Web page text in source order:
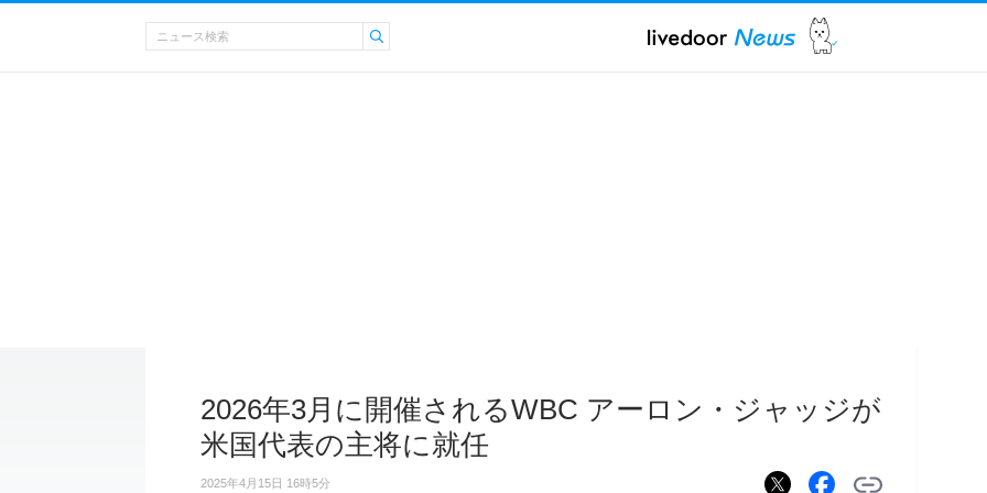
2026年3月に開催されるWBC アーロン・ジャッジが
米国代表の主将に就任
2025年4月15日 16時5分